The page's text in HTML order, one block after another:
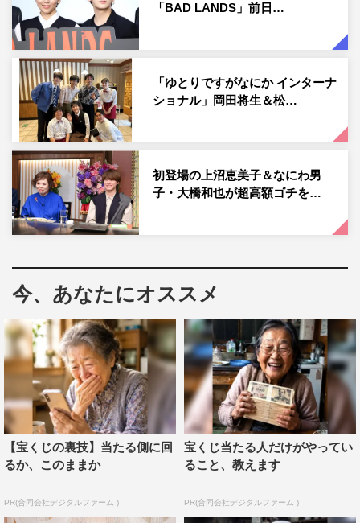
ことを告白。その時に妻がとった意外な行動とは。
続いて、安藤が「ずっと気になっていた」という“4スタン
ス理論”の考案者が登場。同理論が提唱する人によって違
う重心の位置の4つのタイプのうち、一体どのタイプなの
か、安藤・岡田・盛山晋太郎・岡村が診断テストを受ける
と、「立てない！ なんで!?」と人体の不思議な仕組みに
全員パニックに。
そして、安藤がハマっている頭皮のマッサージを安藤が盛
山に試すと、「めっちゃ痛い！」と悶絶。さらに、岡田が
一方、岡田が今ハマっているのは「だるまさんが転ん
だ」。親戚の子どもたちと遊んで楽しかったということ
で、ゴチメンバーと本気の「アニマルだるまさんが転ん
だ」対決を行う。
「BAD LANDS」前日…
「ゆとりですがなにか インターナ
ショナル」岡田将生＆松…
初登場の上沼恵美子＆なにわ男
子・大橋和也が超高額ゴチを…
今、あなたにオススメ
【宝くじの裏技】当たる側に回
るか、このままか
PR(合同会社デジタルファーム )
宝くじ当たる人だけがやってい
ること、教えます
PR(合同会社デジタルファーム )